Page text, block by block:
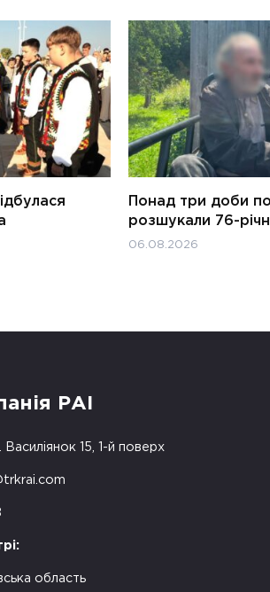
Понад три доби
розшукали 76-
06.08.2026
РАІ
15, 1-й поверх
область